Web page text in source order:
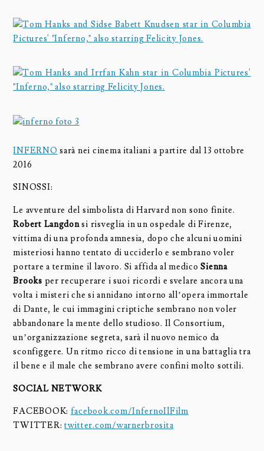
INFERNO sarà nei cinema italiani a partire dal 13 ottobre
2016
SINOSSI:
Le avventure del simbolista di Harvard non sono finite.
Robert Langdonsi risveglia in un ospedale di Firenze,
vittima di una profonda amnesia, dopo che alcuni uomini
misteriosi hanno tentato di ucciderlo e sembrano voler
portare a termine il lavoro. Si affida al medicoSienna
Brooks per recuperare i suoi ricordi e svelare ancora una
volta i misteri che si annidano intorno all’opera immortale
di Dante, le cui immagini criptiche sembrano non voler
abbandonare la mente dello studioso. Il Consortium,
un’organizzazione segreta, sarà il nuovo nemico da
sconfiggere. Un ritmo ricco di tensione in una battaglia tra
il bene e il male che sembrano avere confini molto sottili.
SOCIAL NETWORK
FACEBOOK: facebook.com/InfernoIlFilm
TWITTER:twitter.com/warnerbrosita